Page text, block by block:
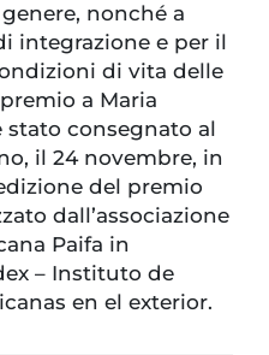
nonché a
integrazione e per il
di vita delle
a Maria
consegnato al
il 24 novembre, in
del premio
dall’associazione
Paifa in
– Instituto de
en el exterior.